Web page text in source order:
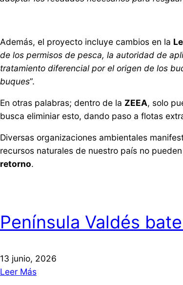
Además, el proyecto incluye cambios en la
de los permisos de pesca, la autoridad de
tratamiento diferencial por el origen de los
buques”.
En otras palabras; dentro de la ZEEA, solo
busca eliminiar esto, dando paso a flotas
Diversas organizaciones ambientales
recursos naturales de nuestro país no
retorno.
Península Valdés
13 junio, 2026
Leer Más